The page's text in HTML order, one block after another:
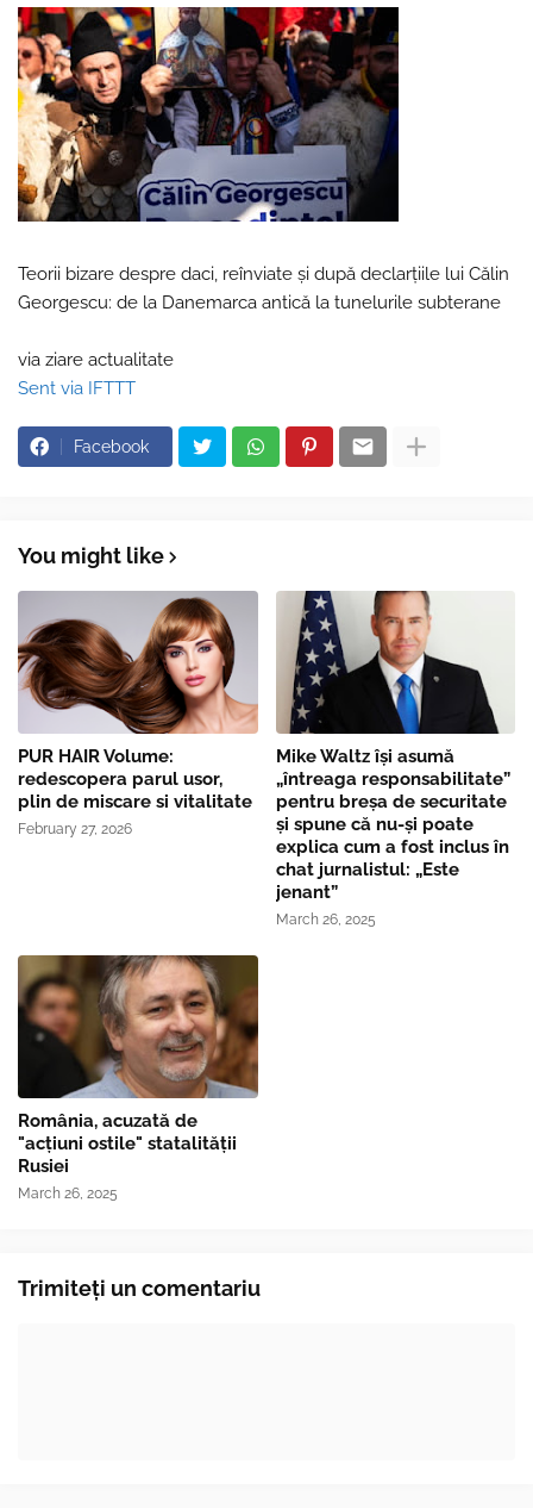
Teorii bizare despre daci, reînviate și după declarțiile lui Călin
Georgescu: de la Danemarca antică la tunelurile subterane
via ziare actualitate
Sent via IFTTT
Facebook
You might like
PUR HAIR Volume:
redescopera parul usor,
plin de miscare si vitalitate
February 27, 2026
Mike Waltz îşi asumă
„întreaga responsabilitate”
pentru breşa de securitate
și spune că nu-și poate
explica cum a fost inclus în
chat jurnalistul: „Este
jenant”
March 26, 2025
România, acuzată de
"acțiuni ostile" statalității
Rusiei
March 26, 2025
Trimiteți un comentariu